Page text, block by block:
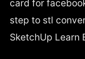
card for
step to stl
SketchUp Learn